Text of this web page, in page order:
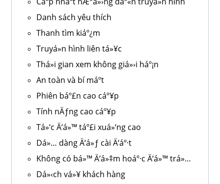
Danh sách yêu thích
Thanh tìm kiáº¿m
Truyá»n hình liên tá»¥c
Thá»i gian xem không giá»›i háº¡n
An toàn và bí máº­t
Phiên báº£n cao cáº¥p
Tính nÄƒng cao cáº¥p
Tá»‘c Ä‘á»™ táº£i xuá»‘ng cao
Dá»… dàng Ä‘á»ƒ cài Ä‘áº·t
Không có bá»™ Ä‘á»‡m hoáº·c Ä‘á»™ trá»…
Dá»‹ch vá»¥ khách hàng